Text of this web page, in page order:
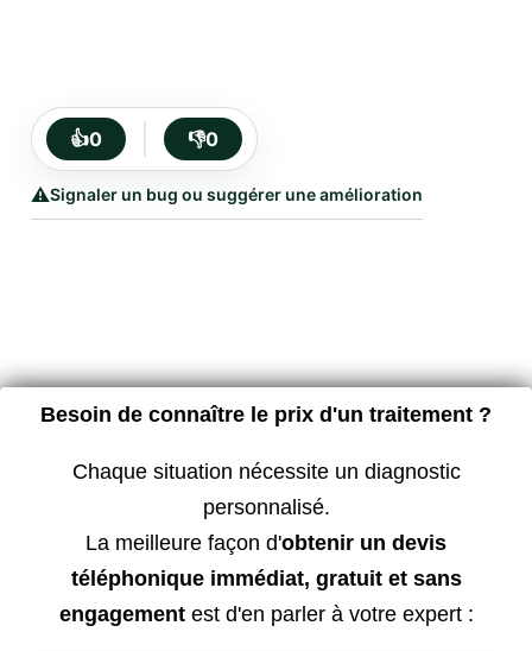
👍0 👎0
⚠️Signaler un bug ou suggérer une amélioration
Besoin de connaître le prix d'un traitement ?
Chaque situation nécessite un diagnostic
personnalisé.
La meilleure façon d'obtenir un devis
téléphonique immédiat, gratuit et sans
engagementest d'en parler à votre expert :